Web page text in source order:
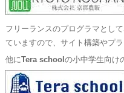
フリーランスのプログラマとし
ていますので、サイト構築やプ
他にTera school の小中学生向け